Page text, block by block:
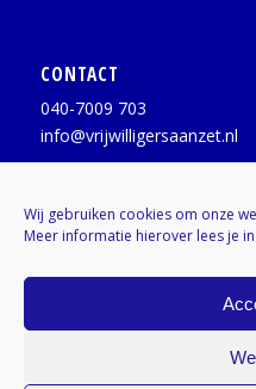
Wij gebruiken cookies om onze
Meer informatie hierover lees je
CONTACT
040-7009 703
info@vrijwilligersaanzet.nl
X / Twitter:@vrijwilligerAZ